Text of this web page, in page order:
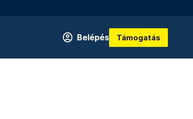
Belépés Támogatás